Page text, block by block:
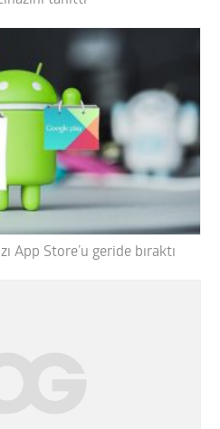
App Store’u geride bıraktı